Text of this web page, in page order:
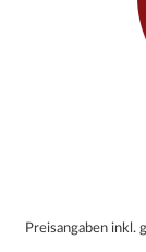
Preisangaben inkl.